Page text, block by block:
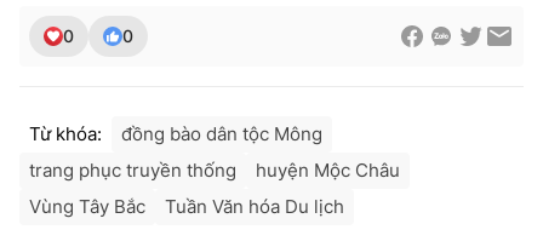
0 0
Từ khóa:
đồng bào dân tộc Mông
trang phục truyền thống
huyện Mộc Châu
Vùng Tây Bắc
Tuần Văn hóa Du lịch